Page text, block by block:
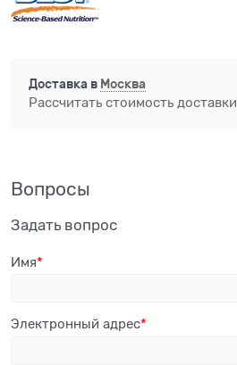
Доставка в Москва
Рассчитать стоимость доставки
Вопросы
Задать вопрос
Имя
Электронный адрес